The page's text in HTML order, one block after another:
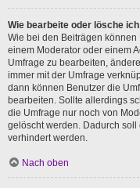
Wie bearbeite oder lösche
Wie bei den Beiträgen
einem Moderator oder einem
Umfrage zu bearbeiten,
immer mit der Umfrage
dann können Benutzer die
bearbeiten. Sollte allerdings
die Umfrage nur noch von
gelöscht werden. Dadurch
verhindert werden.
Nach oben